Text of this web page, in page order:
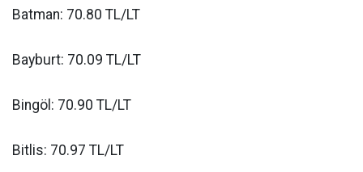
Batman: 70.80 TL/LT
Bayburt: 70.09 TL/LT
Bingöl: 70.90 TL/LT
Bitlis: 70.97 TL/LT